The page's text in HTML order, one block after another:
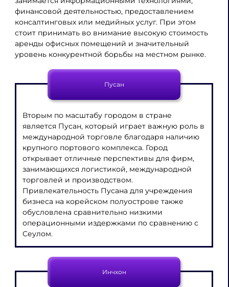
финансовой деятельностью, предоставлением
консалтинговых или медийных услуг. При этом
стоит принимать во внимание высокую стоимость
аренды офисных помещений и значительный
уровень конкурентной борьбы на местном рынке.
Пусан
Вторым по масштабу городом в стране
является Пусан, который играет важную роль в
международной торговле благодаря наличию
крупного портового комплекса. Город
открывает отличные перспективы для фирм,
занимающихся логистикой, международной
торговлей и производством.
Привлекательность Пусана для учреждения
бизнеса на корейском полуострове также
обусловлена сравнительно низкими
операционными издержками по сравнению с
Сеулом.
Инчхон